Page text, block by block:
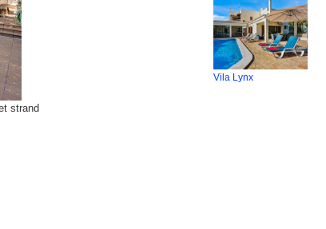
strand
Vila Lynx